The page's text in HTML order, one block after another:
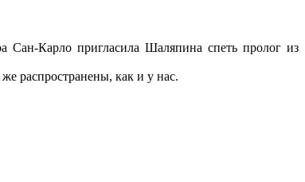
Сан-Карло пригласила Шаляпина спеть пролог из
распространены, как и у нас.